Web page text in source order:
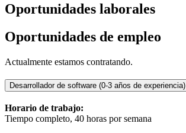
Oportunidades laborales
Oportunidades de empleo
Actualmente estamos contratando.
Desarrollador de software (0-3 años de experiencia)
Horario de trabajo:
Tiempo completo, 40 horas por semana